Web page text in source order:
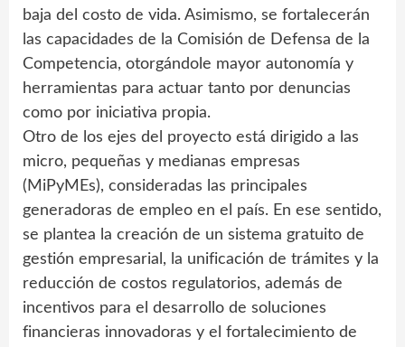
baja del costo de vida. Asimismo, se fortalecerán
las capacidades de la Comisión de Defensa de la
Competencia, otorgándole mayor autonomía y
herramientas para actuar tanto por denuncias
como por iniciativa propia.
Otro de los ejes del proyecto está dirigido a las
micro, pequeñas y medianas empresas
(MiPyMEs), consideradas las principales
generadoras de empleo en el país. En ese sentido,
se plantea la creación de un sistema gratuito de
gestión empresarial, la unificación de trámites y la
reducción de costos regulatorios, además de
incentivos para el desarrollo de soluciones
financieras innovadoras y el fortalecimiento de